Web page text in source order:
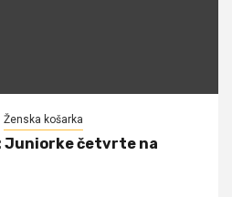
Ženska košarka
Juniorke četvrte na